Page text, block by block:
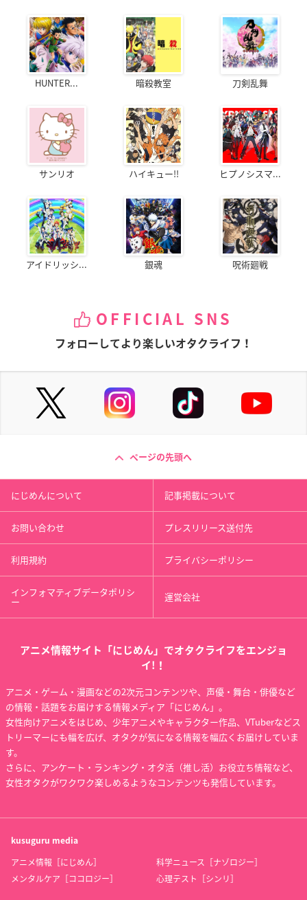
HUNTER... 暗殺教室 刀剣乱舞
サンリオ ハイキュー!! ヒプノシスマ...
アイドリッシ... 銀魂 呪術廻戦
OFFICIAL SNS
フォローしてより楽しいオタクライフ！
ページの先頭へ
にじめんについて 記事掲載について
お問い合わせ プレスリリース送付先
利用規約 プライバシーポリシー
インフォマティブデータポリシ
ー 運営会社
アニメ情報サイト「にじめん」でオタクライフをエンジョ
イ!！
アニメ・ゲーム・漫画などの2次元コンテンツや、声優・舞台・俳優など
の情報・話題をお届けする情報メディア「にじめん」。
女性向けアニメをはじめ、少年アニメやキャラクター作品、VTuberなどス
トリーマーにも幅を広げ、オタクが気になる情報を幅広くお届けしていま
す。
さらに、アンケート・ランキング・オタ活（推し活）お役立ち情報など、
女性オタクがワクワク楽しめるようなコンテンツも発信しています。
kusuguru media
アニメ情報［にじめん］
科学ニュース［ナゾロジー］
メンタルケア［ココロジー］
心理テスト［シンリ］